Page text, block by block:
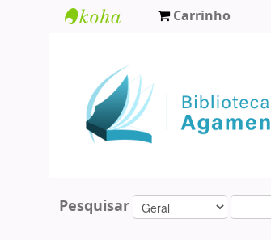
Agamenon
Magalhães
Carrinho
Pesquisar